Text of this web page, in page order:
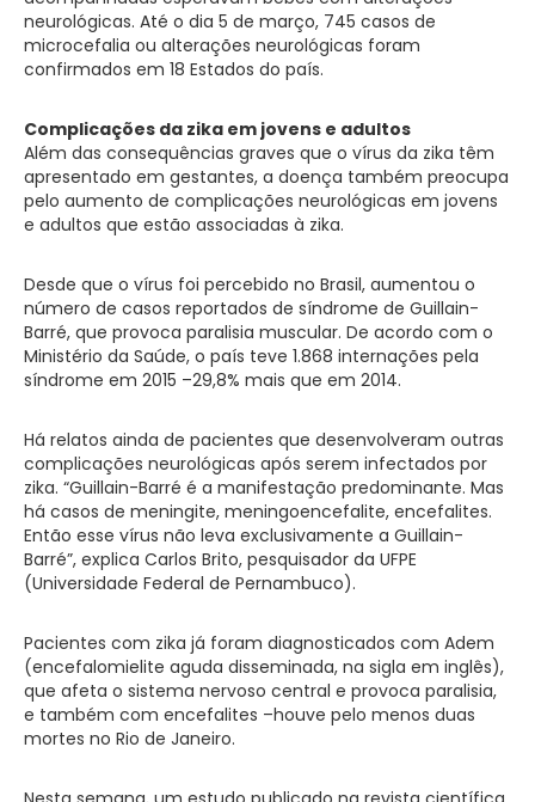
neurológicas. Até o dia 5 de março, 745 casos de
microcefalia ou alterações neurológicas foram
confirmados em 18 Estados do país.
Complicações da zika em jovens e adultos
Além das consequências graves que o vírus da zika têm
apresentado em gestantes, a doença também preocupa
pelo aumento de complicações neurológicas em jovens
e adultos que estão associadas à zika.
Desde que o vírus foi percebido no Brasil, aumentou o
número de casos reportados de síndrome de Guillain-
Barré, que provoca paralisia muscular. De acordo com o
Ministério da Saúde, o país teve 1.868 internações pela
síndrome em 2015 –29,8% mais que em 2014.
Há relatos ainda de pacientes que desenvolveram outras
complicações neurológicas após serem infectados por
zika. “Guillain-Barré é a manifestação predominante. Mas
há casos de meningite, meningoencefalite, encefalites.
Então esse vírus não leva exclusivamente a Guillain-
Barré”, explica Carlos Brito, pesquisador da UFPE
(Universidade Federal de Pernambuco).
Pacientes com zika já foram diagnosticados com Adem
(encefalomielite aguda disseminada, na sigla em inglês),
que afeta o sistema nervoso central e provoca paralisia,
e também com encefalites –houve pelo menos duas
mortes no Rio de Janeiro.